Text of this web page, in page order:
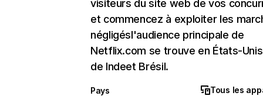
visiteurs du site web de vos
et commencez à exploiter les
négligésl'audience principale de
Netflix.com se trouve en États-
de Indeet Brésil.
Pays
Tous les